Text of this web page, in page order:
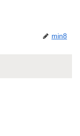
min8